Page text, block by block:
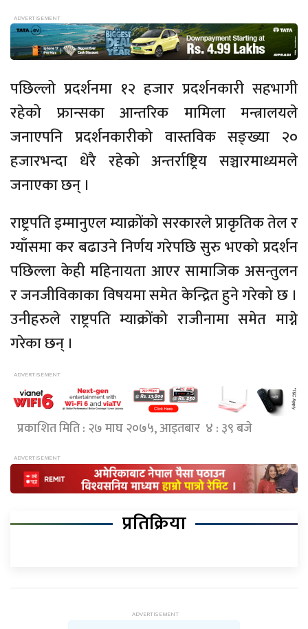
पछिल्लो प्रदर्शनमा १२ हजार प्रदर्शनकारी सहभागी
रहेको फ्रान्सका आन्तरिक मामिला मन्त्रालयले
जनाएपनि प्रदर्शनकारीको वास्तविक सङ्ख्या २०
हजारभन्दा धेरै रहेको अन्तर्राष्ट्रिय सञ्चारमाध्यमले
जनाएका छन् ।
राष्ट्रपति इम्मानुएल म्याक्रोंको सरकारले प्राकृतिक तेल र
ग्याँसमा कर बढाउने निर्णय गरेपछि सुरु भएको प्रदर्शन
पछिल्ला केही महिनायता आएर सामाजिक असन्तुलन
र जनजीविकाका विषयमा समेत केन्द्रित हुने गरेको छ ।
उनीहरुले राष्ट्रपति म्याक्रोंको राजीनामा समेत माग्ने
गरेका छन् ।
प्रकाशित मिति : २७ माघ २०७५, आइतबार ४ : ३९ बजे
प्रतिक्रिया